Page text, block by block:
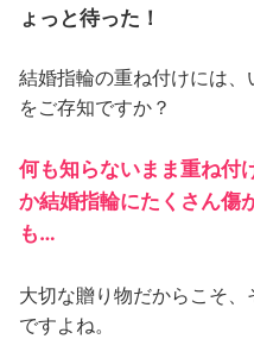
ょっと待った！
結婚指輪の重ね付けには
をご存知ですか？
何も知らないまま重ね付
か結婚指輪にたくさん傷
も…
大切な贈り物だからこそ
ですよね。